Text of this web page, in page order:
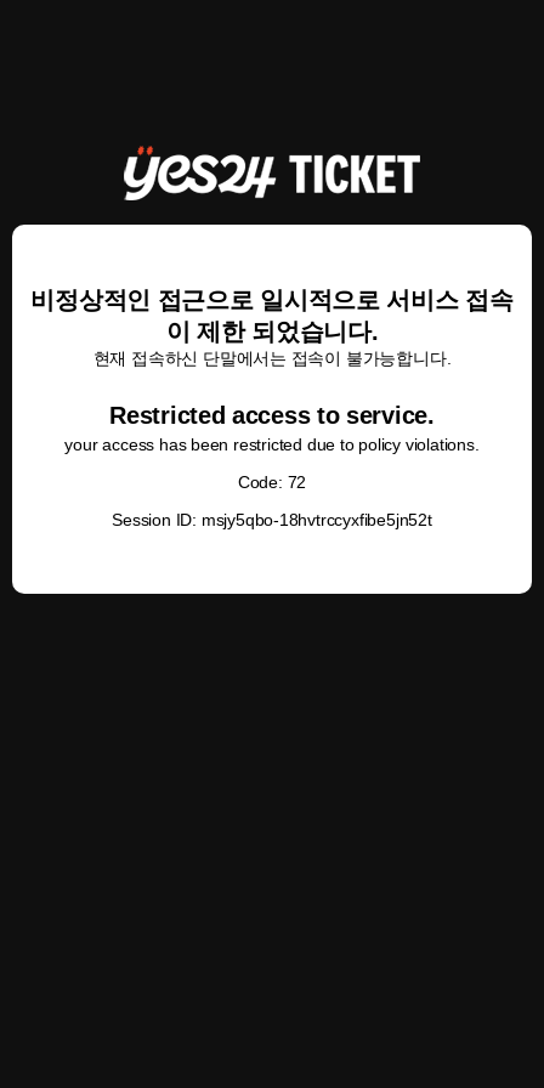
비정상적인 접근으로 일시적으로 서비스 접속
이 제한 되었습니다.
현재 접속하신 단말에서는 접속이 불가능합니다.
Restricted access to service.
your access has been restricted due to policy violations.
Code: 72
Session ID: msjy5qbo-18hvtrccyxfibe5jn52t